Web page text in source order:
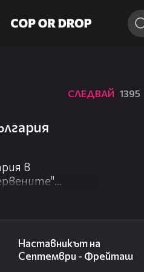
СЛЕДВАЙ 1395
в
след
Наставникът на
Септември - Фрейташ